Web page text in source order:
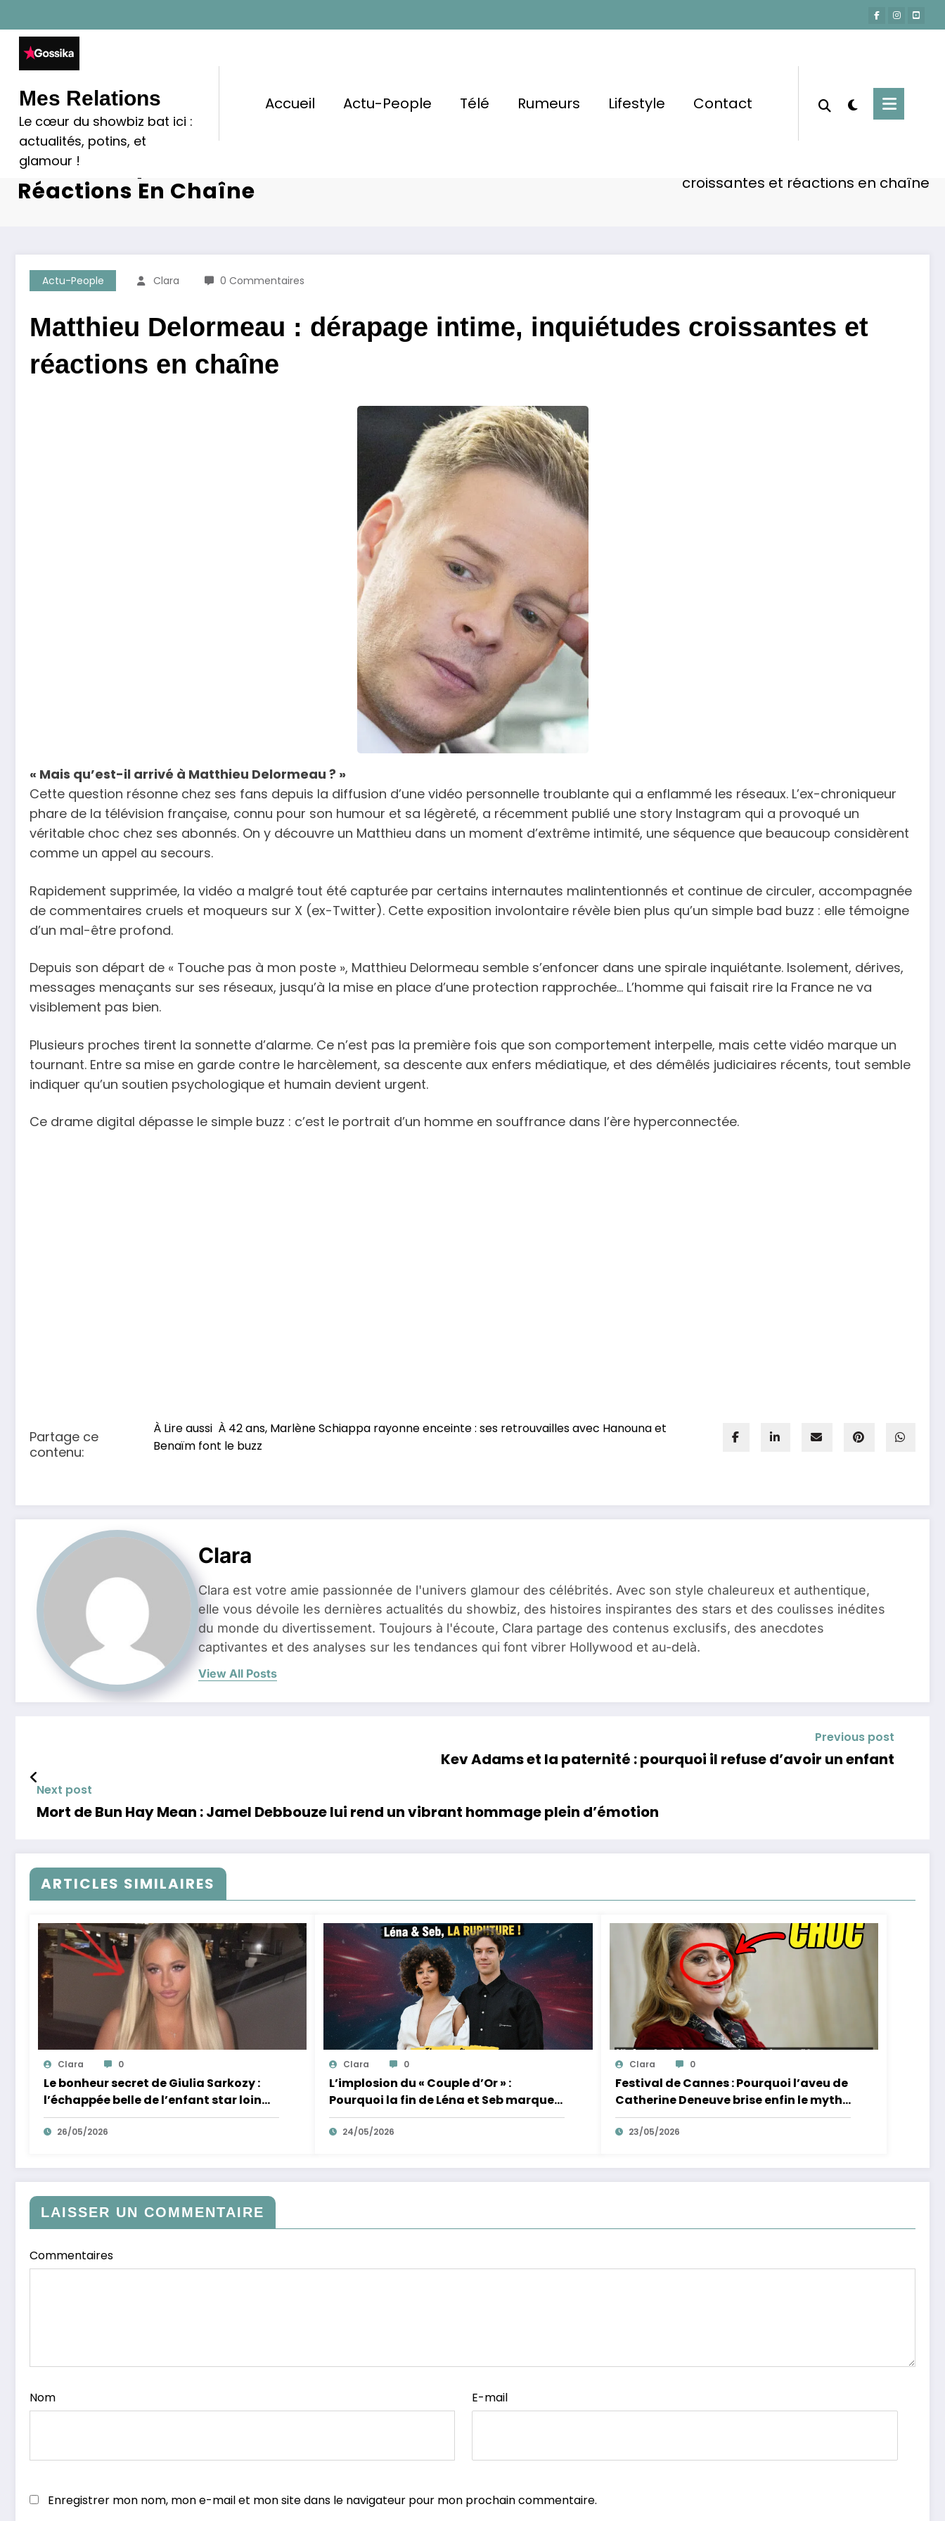
au
contenu
Mes Relations
Le cœur du showbiz bat ici :
actualités, potins, et
glamour !
Accueil Actu-People Télé Rumeurs Lifestyle Contact
Matthieu Delormeau : Dérapage
Intime, Inquiétudes Croissantes Et
Réactions En Chaîne
croissantes et réactions en chaîne
Actu-People Clara 0 Commentaires
Matthieu Delormeau : dérapage intime, inquiétudes croissantes et
réactions en chaîne
« Mais qu’est-il arrivé à Matthieu Delormeau ? »
Cette question résonne chez ses fans depuis la diffusion d’une vidéo personnelle troublante qui a enflammé les réseaux. L’ex-chroniqueur
phare de la télévision française, connu pour son humour et sa légèreté, a récemment publié une story Instagram qui a provoqué un
véritable choc chez ses abonnés. On y découvre un Matthieu dans un moment d’extrême intimité, une séquence que beaucoup considèrent
comme un appel au secours.
Rapidement supprimée, la vidéo a malgré tout été capturée par certains internautes malintentionnés et continue de circuler, accompagnée
de commentaires cruels et moqueurs sur X (ex-Twitter). Cette exposition involontaire révèle bien plus qu’un simple bad buzz : elle témoigne
d’un mal-être profond.
Depuis son départ de « Touche pas à mon poste », Matthieu Delormeau semble s’enfoncer dans une spirale inquiétante. Isolement, dérives,
messages menaçants sur ses réseaux, jusqu’à la mise en place d’une protection rapprochée… L’homme qui faisait rire la France ne va
visiblement pas bien.
Plusieurs proches tirent la sonnette d’alarme. Ce n’est pas la première fois que son comportement interpelle, mais cette vidéo marque un
tournant. Entre sa mise en garde contre le harcèlement, sa descente aux enfers médiatique, et des démêlés judiciaires récents, tout semble
indiquer qu’un soutien psychologique et humain devient urgent.
Ce drame digital dépasse le simple buzz : c’est le portrait d’un homme en souffrance dans l’ère hyperconnectée.
Partage ce
contenu:
À Lire aussi À 42 ans, Marlène Schiappa rayonne enceinte : ses retrouvailles avec Hanouna et
Benaïm font le buzz
Clara
Clara est votre amie passionnée de l'univers glamour des célébrités. Avec son style chaleureux et authentique,
elle vous dévoile les dernières actualités du showbiz, des histoires inspirantes des stars et des coulisses inédites
du monde du divertissement. Toujours à l'écoute, Clara partage des contenus exclusifs, des anecdotes
captivantes et des analyses sur les tendances qui font vibrer Hollywood et au-delà.
View All Posts
Previous post
Kev Adams et la paternité : pourquoi il refuse d’avoir un enfant
Next post
Mort de Bun Hay Mean : Jamel Debbouze lui rend un vibrant hommage plein d’émotion
ARTICLES SIMILAIRES
Clara 0
Le bonheur secret de Giulia Sarkozy :
l’échappée belle de l’enfant star loin
des tumultes familiaux.
26/05/2026
Clara 0
L’implosion du « Couple d’Or » :
Pourquoi la fin de Léna et Seb marque
la fin de l’innocence sur YouTube
24/05/2026
Clara 0
Festival de Cannes : Pourquoi l’aveu de
Catherine Deneuve brise enfin le mythe
de la Croisette
23/05/2026
LAISSER UN COMMENTAIRE
Commentaires
Nom E-mail
Enregistrer mon nom, mon e-mail et mon site dans le navigateur pour mon prochain commentaire.